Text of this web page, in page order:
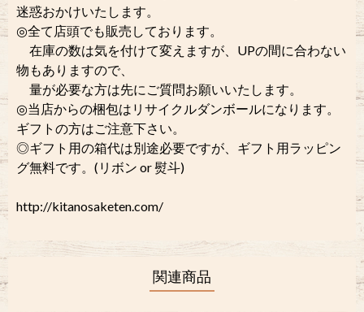
迷惑おかけいたします。
◎全て店頭でも販売しております。
在庫の数は気を付けて変えますが、UPの間に合わない
物もありますので、
量が必要な方は先にご質問お願いいたします。
◎当店からの梱包はリサイクルダンボールになります。
ギフトの方はご注意下さい。
◎ギフト用の箱代は別途必要ですが、ギフト用ラッピン
グ無料です。(リボン or 熨斗)
http://kitanosaketen.com/
関連商品